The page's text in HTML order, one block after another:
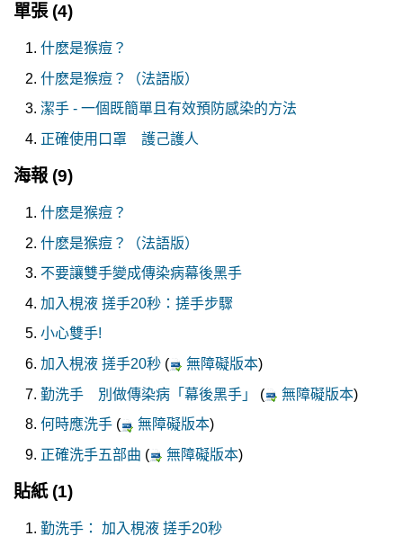
單張 (4)
什麽是猴痘？
什麽是猴痘？（法語版）
潔手 - 一個既簡單且有效預防感染的方法
正確使用口罩 護己護人
海報 (9)
什麽是猴痘？
什麽是猴痘？（法語版）
不要讓雙手變成傳染病幕後黑手
加入梘液 搓手20秒：搓手步驟
小心雙手!
加入梘液 搓手20秒 ( 無障礙版本)
勤洗手 別做傳染病「幕後黑手」 ( 無障礙版本)
何時應洗手 ( 無障礙版本)
正確洗手五部曲 ( 無障礙版本)
貼紙 (1)
勤洗手： 加入梘液 搓手20秒